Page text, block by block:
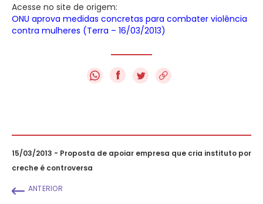
Acesse no site de origem:
ONU aprova medidas concretas para combater violência
contra mulheres (Terra – 16/03/2013)
f
15/03/2013 - Proposta de apoiar empresa que cria instituto por
creche é controversa
ANTERIOR